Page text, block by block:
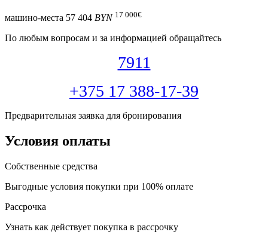
машино-места 57 404 BYN 17 000€
По любым вопросам и за информацией обращайтесь
7911
+375 17 388-17-39
Предварительная заявка для бронирования
Условия оплаты
Собственные средства
Выгодные условия покупки при 100% оплате
Рассрочка
Узнать как действует покупка в рассрочку